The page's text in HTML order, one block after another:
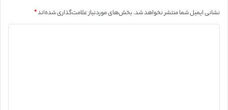
نشانی ایمیل شما منتشر نخواهد شد.بخش‌های موردنیاز علامت‌گذاری شده‌اند*